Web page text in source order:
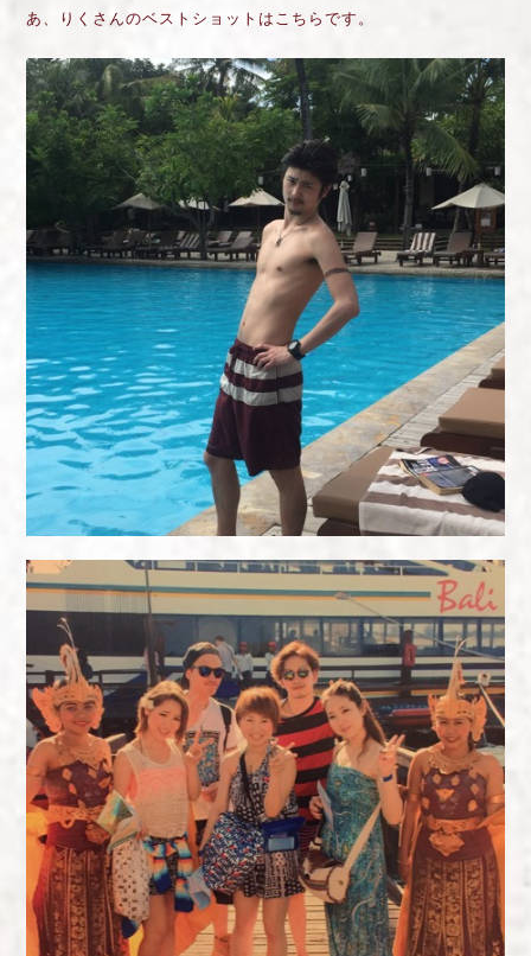
あ、りくさんのベストショットはこちらです。